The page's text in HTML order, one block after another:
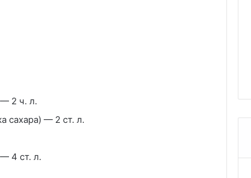
— 2 ч. л.
сахара) — 2 ст. л.
4 ст. л.